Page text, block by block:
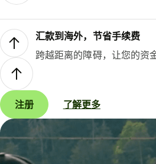
汇款到海外，节省手续费
跨越距离的障碍，让您的资
注册 了解更多